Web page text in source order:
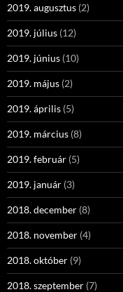
2019. augusztus (2)
2019. július (12)
2019. június (10)
2019. május (2)
2019. április (5)
2019. március (8)
2019. február (5)
2019. január (3)
2018. december (8)
2018. november (4)
2018. október (9)
2018. szeptember (7)